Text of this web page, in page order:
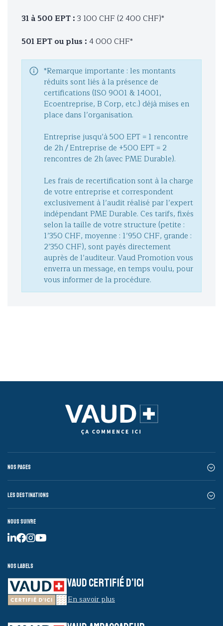
31 à 500 EPT : 3 100 CHF (2 400 CHF)*
501 EPT ou plus : 4 000 CHF*
*Remarque importante : les montants
réduits sont liés à la présence de
certifications (ISO 9001 & 14001,
Ecoentreprise, B Corp, etc.) déjà mises en
place dans l’organisation.
Entreprise jusqu’à 500 EPT = 1 rencontre
de 2h / Entreprise de +500 EPT = 2
rencontres de 2h (avec PME Durable).
Les frais de recertification sont à la charge
de votre entreprise et correspondent
exclusivement à l’audit réalisé par l’expert
indépendant PME Durable. Ces tarifs, fixés
selon la taille de votre structure (petite :
1’350 CHF, moyenne : 1’950 CHF, grande :
2’350 CHF), sont payés directement
auprès de l’auditeur. Vaud Promotion vous
enverra un message, en temps voulu, pour
vous informer de la procédure.
Nos pages
Les destinations
Nous suivre
Nos labels
VAUD CERTIFIÉ D’ICI
En savoir plus